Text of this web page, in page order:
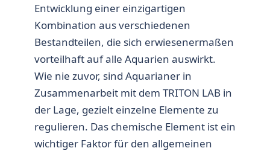
Entwicklung einer einzigartigen
Kombination aus verschiedenen
Bestandteilen, die sich erwiesenermaßen
vorteilhaft auf alle Aquarien auswirkt.
Wie nie zuvor, sind Aquarianer in
Zusammenarbeit mit dem TRITON LAB in
der Lage, gezielt einzelne Elemente zu
regulieren. Das chemische Element ist ein
wichtiger Faktor für den allgemeinen